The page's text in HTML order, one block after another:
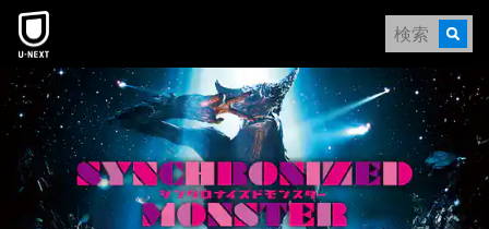
本文へスキップ